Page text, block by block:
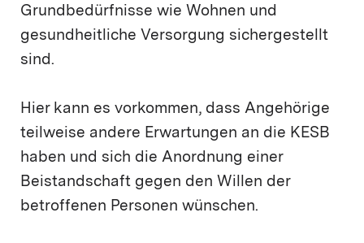
Grundbedürfnisse wie Wohnen und
gesundheitliche Versorgung sichergestellt
sind.
Hier kann es vorkommen, dass Angehörige
teilweise andere Erwartungen an die KESB
haben und sich die Anordnung einer
Beistandschaft gegen den Willen der
betroffenen Personen wünschen.